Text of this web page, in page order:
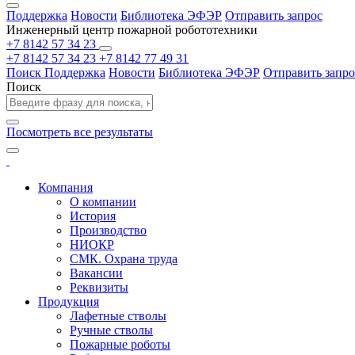
Поддержка Новости Библиотека ЭФЭР Отправить запрос
Инженерный центр пожарной робототехники
+7 8142 57 34 23
+7 8142 57 34 23 +7 8142 77 49 31
Поиск Поддержка Новости Библиотека ЭФЭР Отправить
Поиск
Посмотреть все результаты
Компания
О компании
История
Производство
НИОКР
СМК. Охрана труда
Вакансии
Реквизиты
Продукция
Лафетные стволы
Ручные стволы
Пожарные роботы